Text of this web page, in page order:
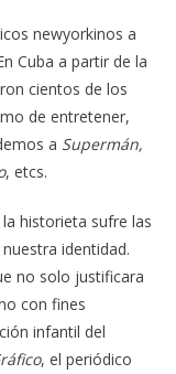
newyorkinos a
Cuba a partir de la
cientos de los
de entretener,
a Supermán,
, etcs.
historieta sufre las
identidad.
no solo justificara
con fines
infantil del
, el periódico